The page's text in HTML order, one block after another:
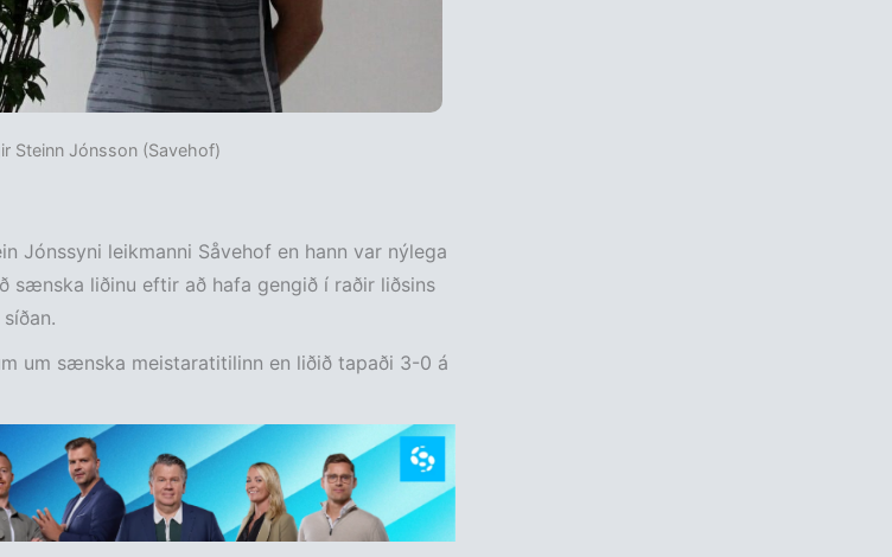
Steinn Jónsson (Savehof)
Jónssyni leikmanni Såvehof en hann var nýlega
sænska liðinu eftir að hafa gengið í raðir liðsins
um sænska meistaratitilinn en liðið tapaði 3-0 á